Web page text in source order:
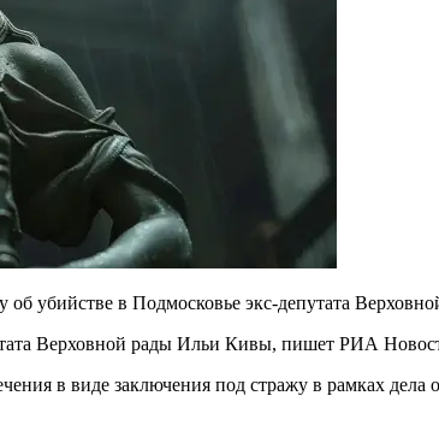
убийстве в Подмосковье экс-депутата
Верховной рады Ильи Кивы, пишет РИА
в виде заключения под стражу в рамках дела